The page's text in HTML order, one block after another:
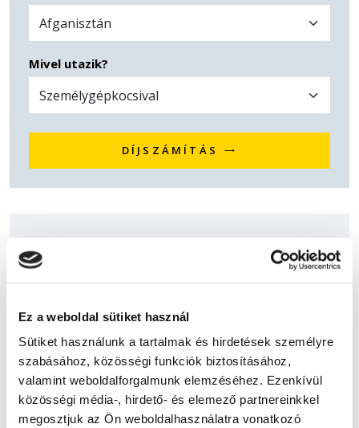
Ez a weboldal sütiket használ
Sütiket használunk a tartalmak és hirdetések személyre
szabásához, közösségi funkciók biztosításához,
valamint weboldalforgalmunk elemzéséhez. Ezenkívül
közösségi média-, hirdető- és elemező partnereinkkel
megosztjuk az Ön weboldalhasználatra vonatkozó
Mivel utazik?
DÍJSZÁMÍTÁS